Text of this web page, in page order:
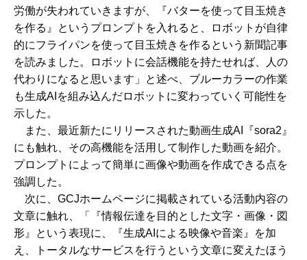
労働が失われていきますが、『バターを使って目玉焼き
を作る』というプロンプトを入れると、ロボットが自律
的にフライパンを使って目玉焼きを作るという新聞記事
を読みました。ロボットに会話機能を持たせれば、人の
代わりになると思います」と述べ、ブルーカラーの作業
も生成AIを組み込んだロボットに変わっていく可能性を
示した。
また、最近新たにリリースされた動画生成AI『sora2』
にも触れ、その高機能を活用して制作した動画を紹介。
プロンプトによって簡単に画像や動画を作成できる点を
強調した。
次に、GCJホームページに掲載されている活動内容の
文章に触れ、「『情報伝達を目的とした文字・画像・図
形』という表現に、『生成AIによる映像や音楽』を加
え、トータルなサービスを行うという文章に変えたほう